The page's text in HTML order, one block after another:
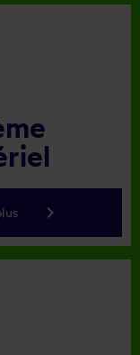
keyboard_arrow_right